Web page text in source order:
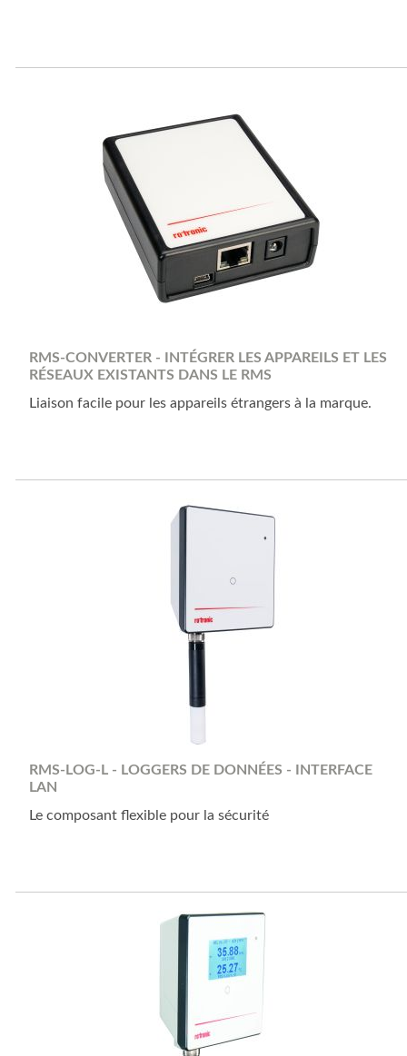
RMS-CONVERTER - INTÉGRER LES APPAREILS ET LES
RÉSEAUX EXISTANTS DANS LE RMS
Liaison facile pour les appareils étrangers à la marque.
RMS-LOG-L - LOGGERS DE DONNÉES - INTERFACE
LAN
Le composant flexible pour la sécurité